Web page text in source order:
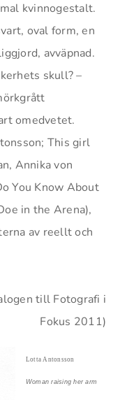
kvinnogestalt.
oval form, en
avväpnad.
skull? –
omedvetet.
This girl
Annika von
You Know About
in the Arena),
av reellt och
till Fotografi i
Fokus 2011)
Lotta Antonsson
Woman raising her arm